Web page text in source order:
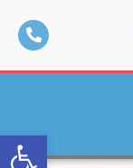
פתח